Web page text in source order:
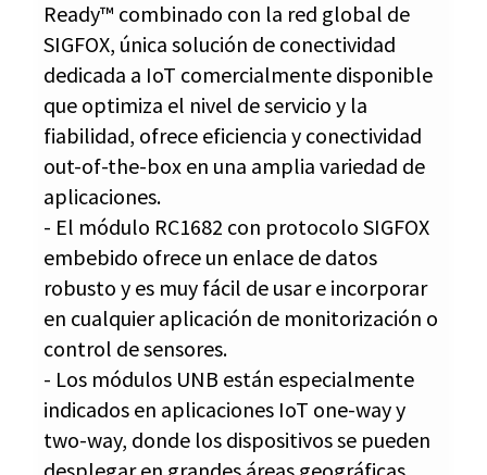
Ready™ combinado con la red global de
SIGFOX, única solución de conectividad
dedicada a IoT comercialmente disponible
que optimiza el nivel de servicio y la
fiabilidad, ofrece eficiencia y conectividad
out-of-the-box en una amplia variedad de
aplicaciones.
- El módulo RC1682 con protocolo SIGFOX
embebido ofrece un enlace de datos
robusto y es muy fácil de usar e incorporar
en cualquier aplicación de monitorización o
control de sensores.
- Los módulos UNB están especialmente
indicados en aplicaciones IoT one-way y
two-way, donde los dispositivos se pueden